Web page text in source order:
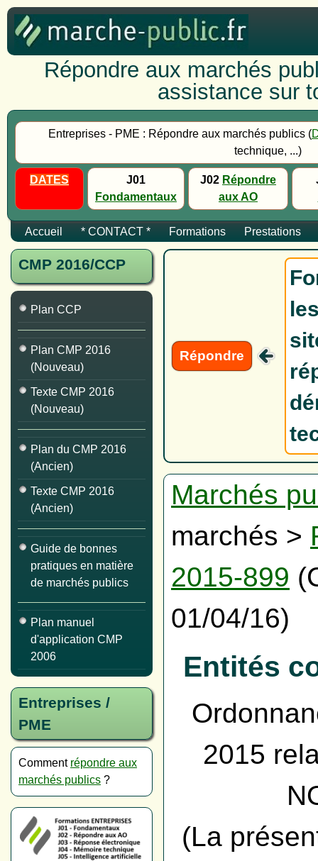
Répondre aux marchés
assistance sur
Entreprises - PME : Répondre aux marchés publics (
technique, ...)
DATES
J01
Fondamentaux
J02 Répondre
aux AO
Accueil * CONTACT * Formations Prestations
CMP 2016/CCP
Plan CCP
Plan CMP 2016
(Nouveau)
Texte CMP 2016
(Nouveau)
Plan du CMP 2016
(Ancien)
Texte CMP 2016
(Ancien)
Guide de bonnes
pratiques en matière
de marchés publics
Plan manuel
d'application CMP
2006
Entreprises /
PME
Comment répondre aux
marchés publics ?
Répondre
Marchés
marchés >
2015-899
01/04/16)
Entités
2015
(La